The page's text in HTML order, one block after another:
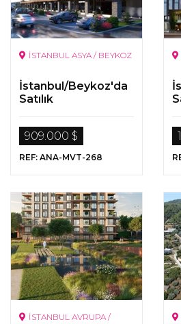
İSTANBUL ASYA / BEYKOZ
İstanbul/Beykoz'da
Satılık
909.000 $
REF: ANA-MVT-268
İSTANBUL AVRUPA /